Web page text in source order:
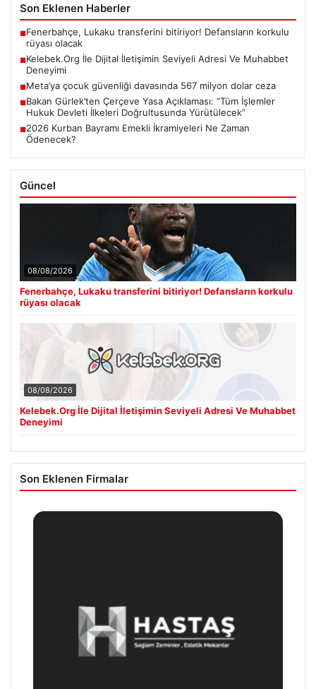
Son Eklenen Haberler
■Fenerbahçe, Lukaku transferini bitiriyor! Defansların korkulu
rüyası olacak
■Kelebek.Org İle Dijital İletişimin Seviyeli Adresi Ve Muhabbet
Deneyimi
■Meta’ya çocuk güvenliği davasında 567 milyon dolar ceza
■Bakan Gürlek’ten Çerçeve Yasa Açıklaması: “Tüm İşlemler
Hukuk Devleti İlkeleri Doğrultusunda Yürütülecek”
■2026 Kurban Bayramı Emekli İkramiyeleri Ne Zaman
Ödenecek?
Güncel
08/08/2026
Fenerbahçe, Lukaku transferini bitiriyor! Defansların korkulu
rüyası olacak
08/08/2026
Kelebek.Org İle Dijital İletişimin Seviyeli Adresi Ve Muhabbet
Deneyimi
Son Eklenen Firmalar